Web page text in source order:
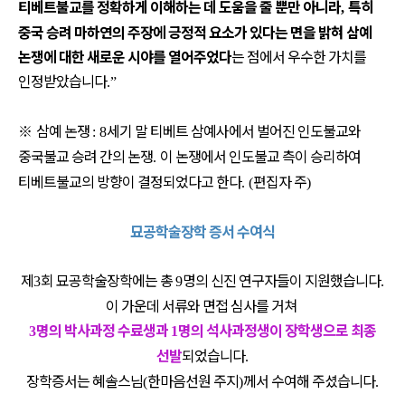
티베트불교를 정확하게 이해하는 데 도움을 줄 뿐만 아니라, 특히
중국 승려 마하연의 주장에 긍정적 요소가 있다는 면을 밝혀 삼예
논쟁에 대한 새로운 시야를 열어주었다는 점에서 우수한 가치를
인정받았습니다.”
※ 삼예 논쟁 : 8세기 말 티베트 삼예사에서 벌어진 인도불교와
중국불교 승려 간의 논쟁. 이 논쟁에서 인도불교 측이 승리하여
티베트불교의 방향이 결정되었다고 한다. (편집자 주)
묘공학술장학 증서 수여식
제3회 묘공학술장학에는 총9명의 신진 연구자들이 지원했습니다.
이 가운데 서류와 면접 심사를 거쳐
3명의 박사과정 수료생과 1명의 석사과정생이 장학생으로 최종
선발되었습니다.
장학증서는 혜솔스님(한마음선원 주지)께서 수여해 주셨습니다.